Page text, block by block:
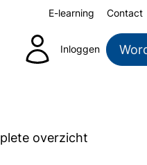
Inloggen
E-learning Contact
overzicht